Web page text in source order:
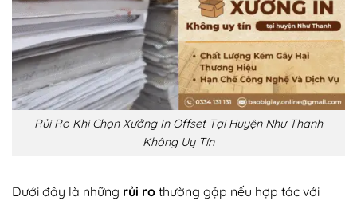
Rủi Ro Khi Chọn Xưởng In Offset Tại Huyện Như Thanh
Không Uy Tín
Dưới đây là những rủi ro thường gặp nếu hợp tác với